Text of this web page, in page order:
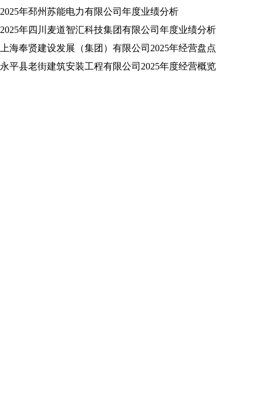
2025年邳州苏能电力有限公司年度业绩分析
2025年四川麦道智汇科技集团有限公司年度业绩分析
上海奉贤建设发展（集团）有限公司2025年经营盘点
永平县老街建筑安装工程有限公司2025年度经营概览